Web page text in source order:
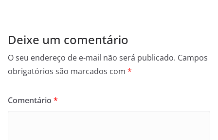
Deixe um comentário
O seu endereço de e-mail não será publicado. Campos
obrigatórios são marcados com *
Comentário *